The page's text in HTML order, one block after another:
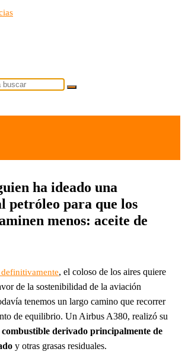
ha ideado una
petróleo para que los
menos: aceite de
definitivamente, el coloso de los aires quiere
de la sostenibilidad de la aviación
tenemos un largo camino que recorrer
de equilibrio. Un Airbus A380, realizó su
combustible derivado principalmente de
y otras grasas residuales.